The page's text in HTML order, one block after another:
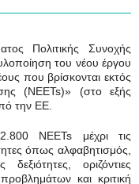
Πολιτικής Συνοχής
του νέου έργου
που βρίσκονται εκτός
(NEETs)» (στο εξής
την ΕΕ.
2.800 NEETs μέχρι τις
όπως αλφαβητισμός,
οριζόντιες
και κριτική